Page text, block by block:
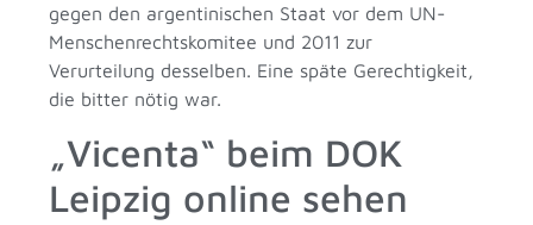
gegen den argentinischen Staat vor dem UN-
Menschenrechtskomitee und 2011 zur
Verurteilung desselben. Eine späte Gerechtigkeit,
die bitter nötig war.
„Vicenta“ beim DOK
Leipzig online sehen